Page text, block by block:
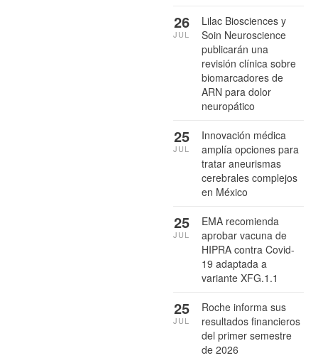
Lilac Biosciences y
Soin Neuroscience
publicarán una
revisión clínica sobre
biomarcadores de
ARN para dolor
neuropático
26
JUL
Innovación médica
amplía opciones para
tratar aneurismas
cerebrales complejos
en México
25
JUL
EMA recomienda
aprobar vacuna de
HIPRA contra Covid-
19 adaptada a
variante XFG.1.1
25
JUL
Roche informa sus
resultados financieros
del primer semestre
de 2026
25
JUL